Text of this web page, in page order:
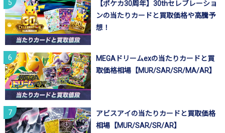
【ポケカ30周年】30thセレブレーショ
ンの当たりカードと買取価格や高騰予
想！
MEGAドリームexの当たりカードと買
取価格相場【MUR/SAR/SR/MA/AR】
アビスアイの当たりカードと買取価格
相場【MUR/SAR/SR/AR】